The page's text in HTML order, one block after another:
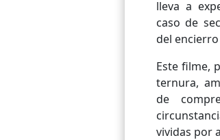
lleva a
caso de
del
Este filme,
ternura,
de
vividas por